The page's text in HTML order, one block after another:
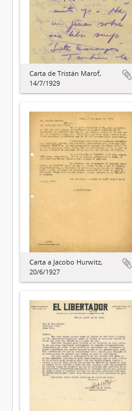
Carta de Tristán Marof,
14/7/1929
Carta a Jacobo Hurwitz,
20/6/1927